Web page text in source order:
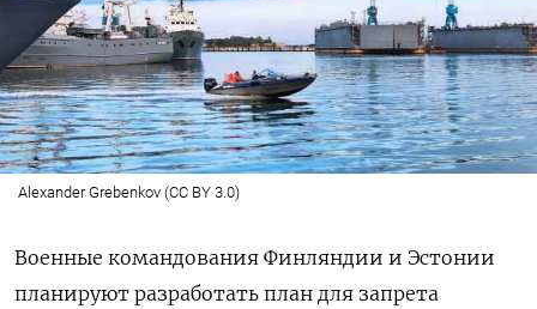
Alexander Grebenkov (CC BY 3.0)
Военные командования Финляндии и Эстонии
планируют разработать план для запрета